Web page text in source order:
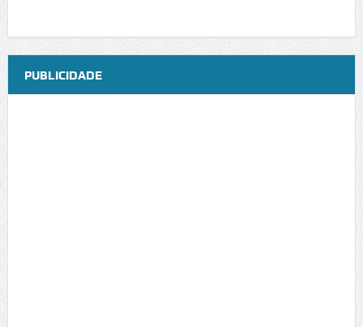
PUBLICIDADE